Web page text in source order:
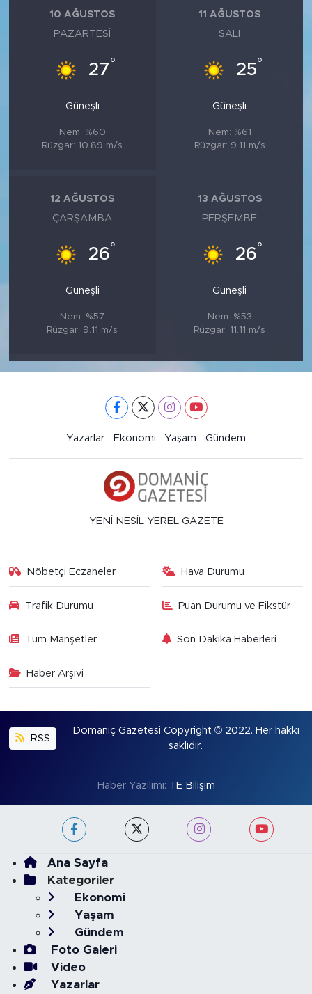
10 AĞUSTOS
PAZARTESI
27°
Güneşli
Nem: %60
Rüzgar: 10.89 m/s
11 AĞUSTOS
SALI
25°
Güneşli
Nem: %61
Rüzgar: 9.11 m/s
12 AĞUSTOS
ÇARŞAMBA
26°
Güneşli
Nem: %57
Rüzgar: 9.11 m/s
13 AĞUSTOS
PERŞEMBE
26°
Güneşli
Nem: %53
Rüzgar: 11.11 m/s
Yazarlar Ekonomi Yaşam Gündem
YENİ NESİL YEREL GAZETE
Nöbetçi Eczaneler Hava Durumu
Trafik Durumu Puan Durumu ve Fikstür
Tüm Manşetler Son Dakika Haberleri
Haber Arşivi
RSS
Domaniç Gazetesi Copyright © 2022. Her hakkı
saklıdır.
Haber Yazılımı: TE Bilişim
Ana Sayfa
Kategoriler
Ekonomi
Yaşam
Gündem
Foto Galeri
Video
Yazarlar